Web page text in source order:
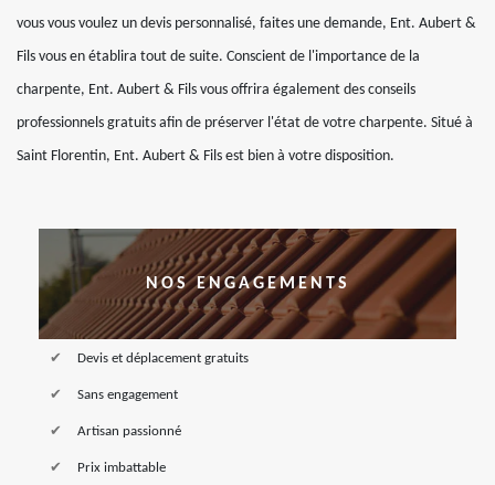
vous vous voulez un devis personnalisé, faites une demande, Ent. Aubert &
Fils vous en établira tout de suite. Conscient de l'importance de la
charpente, Ent. Aubert & Fils vous offrira également des conseils
professionnels gratuits afin de préserver l'état de votre charpente. Situé à
Saint Florentin, Ent. Aubert & Fils est bien à votre disposition.
NOS ENGAGEMENTS
Devis et déplacement gratuits
Sans engagement
Artisan passionné
Prix imbattable